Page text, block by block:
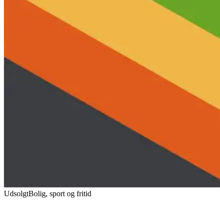
UdsolgtBolig, sport og fritid